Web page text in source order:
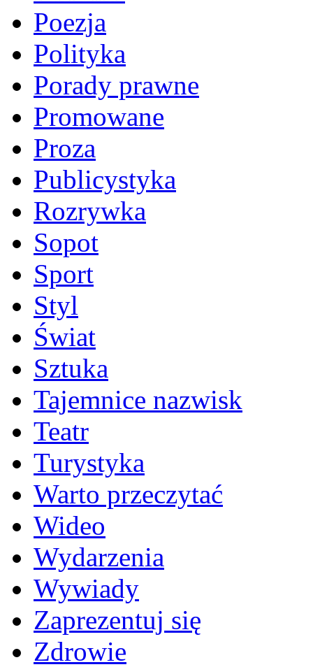
Poezja
Polityka
Porady prawne
Promowane
Proza
Publicystyka
Rozrywka
Sopot
Sport
Styl
Świat
Sztuka
Tajemnice nazwisk
Teatr
Turystyka
Warto przeczytać
Wideo
Wydarzenia
Wywiady
Zaprezentuj się
Zdrowie